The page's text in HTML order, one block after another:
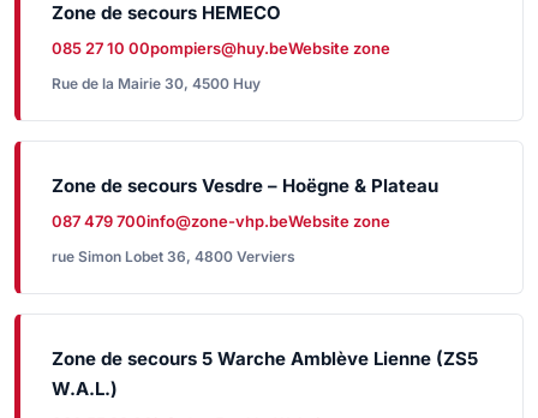
Zone de secours HEMECO
085 27 10 00pompiers@huy.beWebsite zone
Rue de la Mairie 30, 4500 Huy
Zone de secours Vesdre – Hoëgne & Plateau
087 479 700info@zone-vhp.beWebsite zone
rue Simon Lobet 36, 4800 Verviers
Zone de secours 5 Warche Amblève Lienne (ZS5
W.A.L.)